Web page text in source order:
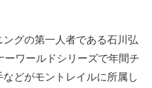
グの第一人者である石川弘
ワールドシリーズで年間チ
どがモントレイルに所属し